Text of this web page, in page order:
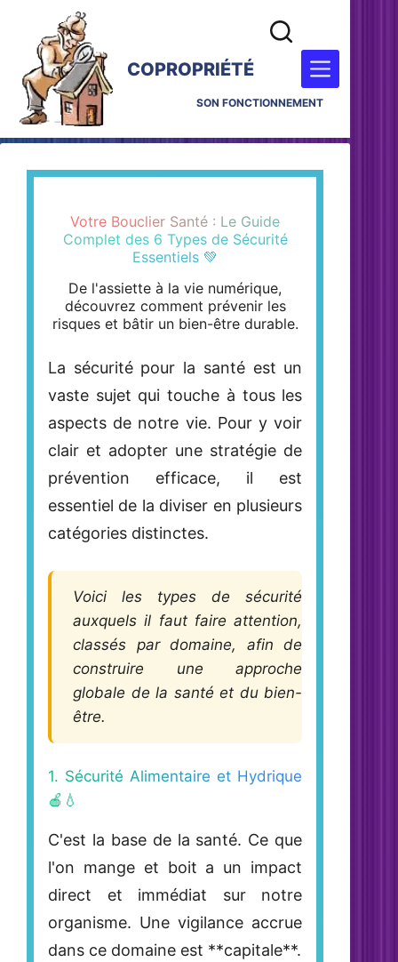
COPROPRIÉTÉ
SON FONCTIONNEMENT
Votre Bouclier Santé : Le Guide
Complet des 6 Types de Sécurité
Essentiels 💚
De l'assiette à la vie numérique,
découvrez comment prévenir les
risques et bâtir un bien-être durable.
La sécurité pour la santé est un
vaste sujet qui touche à tous les
aspects de notre vie. Pour y voir
clair et adopter une stratégie de
prévention efficace, il est
essentiel de la diviser en plusieurs
catégories distinctes.
Voici les types de sécurité
auxquels il faut faire attention,
classés par domaine, afin de
construire une approche
globale de la santé et du bien-
être.
1. Sécurité Alimentaire et Hydrique
🍎💧
C'est la base de la santé. Ce que
l'on mange et boit a un impact
direct et immédiat sur notre
organisme. Une vigilance accrue
dans ce domaine est **capitale**.